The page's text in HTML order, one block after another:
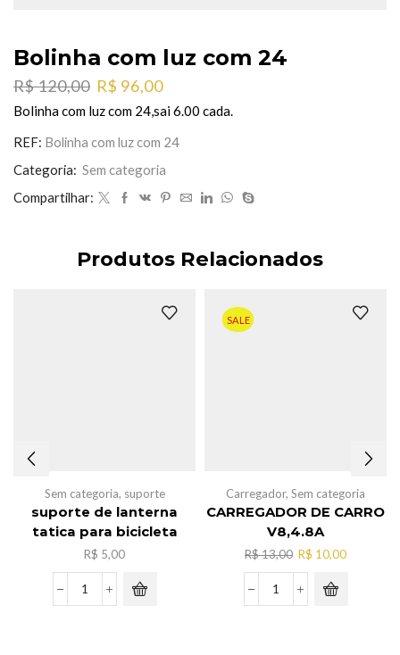
Bolinha com luz com 24
R$120,00 O
original
era:
R$ 96,00O
preço
atual
é:
Bolinha com luz com 24,sai 6.00 cada.
REF: Bolinha com luz com 24
Categoria: Sem categoria
Compartilhar:
Produtos Relacionados
Sem categoria, suporte
suporte de lanterna
tatica para bicicleta
R$ 5,00
suporte
SALE
Carregador, Sem categoria
CARREGADOR DE CARRO
V8,4.8A
R$13,00 O
preço
original
era:
R$ 10,00O
CARREGADOR